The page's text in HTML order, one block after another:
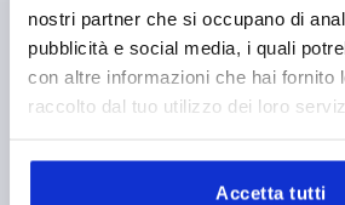
nostri partner che si occupano di
pubblicità e social media, i quali
con altre informazioni che hai fornito
raccolto dal tuo utilizzo dei loro
Accetta tutti
LUNGHEZZA MANIGLIA=106
A2=15
D2=32
D3=12 H=51 H1=10,5
H4=74
NUMERO DI DENTI =24
Numero d’ordine: K0112.1212